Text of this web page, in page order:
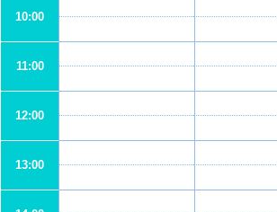
10:00
11:00
12:00
13:00